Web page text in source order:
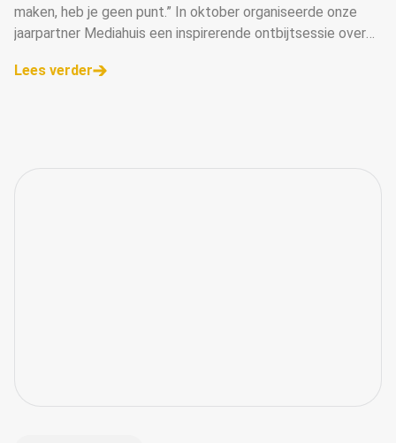
maken, heb je geen punt.” In oktober organiseerde onze
jaarpartner Mediahuis een inspirerende ontbijtsessie over
specialist, Mediahu
Lees verder